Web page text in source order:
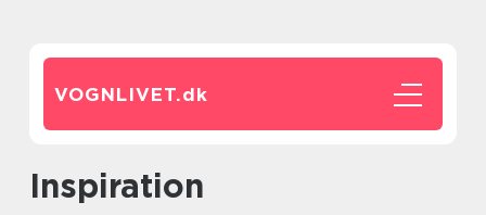
VOGNLIVET.dk
inspiration